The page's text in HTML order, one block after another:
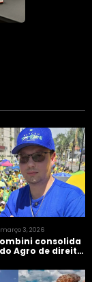
março 3, 2026
consolida
Agro de direita
em Goiânia